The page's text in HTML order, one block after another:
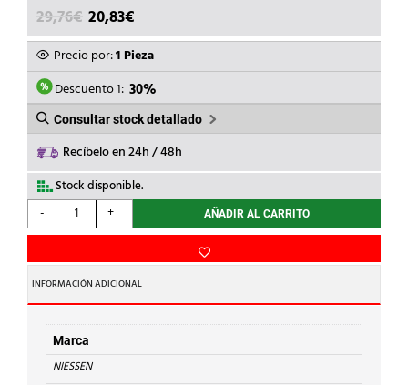
29,76€ EL
PRECIO
ORIGINAL
ERA:
29,76€.
20,83€
PRECIO
ACTUAL
ES:
20,83€.
Precio por:1 Pieza
Descuento 1: 30%
Consultar stock detallado
Recíbelo en 24h / 48h
Stock disponible.
-
NIESSEN
-
1
CONECTOR
RJ45
SKYMOON
CROMO
cantidad
+ AÑADIR AL CARRITO
INFORMACIÓN ADICIONAL
Marca
NIESSEN